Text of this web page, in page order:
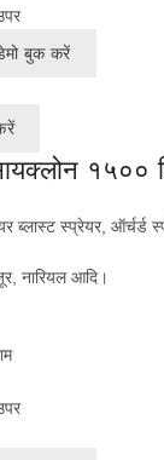
बुक करें
१५००
ब्लास्ट स्प्रेयर, ऑर्चर्ड
नारियल आदि।